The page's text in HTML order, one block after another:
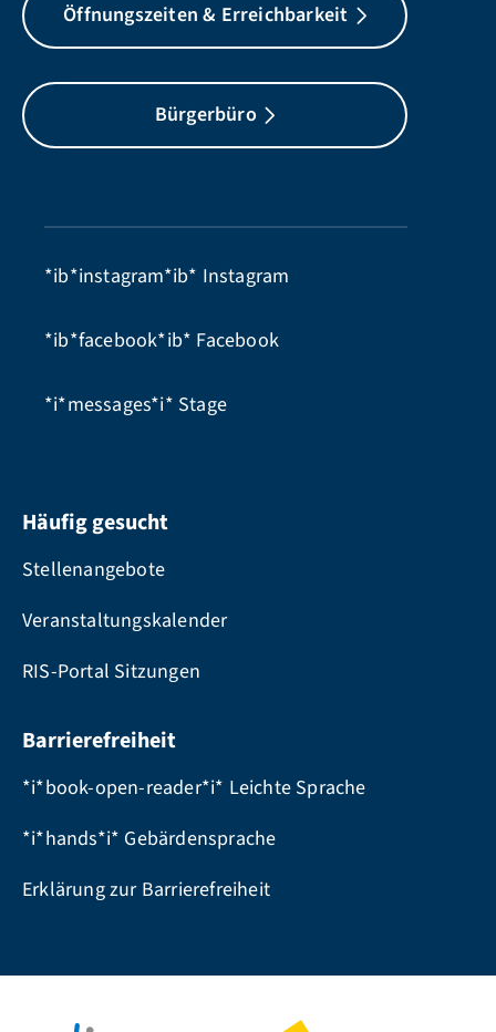
Öffnungszeiten & Erreichbarkeit
Bürgerbüro
*ib*instagram*ib* Instagram
*ib*facebook*ib* Facebook
*i*messages*i* Stage
Häufig gesucht
Stellenangebote
Veranstaltungskalender
RIS-Portal Sitzungen
Barrierefreiheit
*i*book-open-reader*i* Leichte Sprache
*i*hands*i* Gebärdensprache
Erklärung zur Barrierefreiheit